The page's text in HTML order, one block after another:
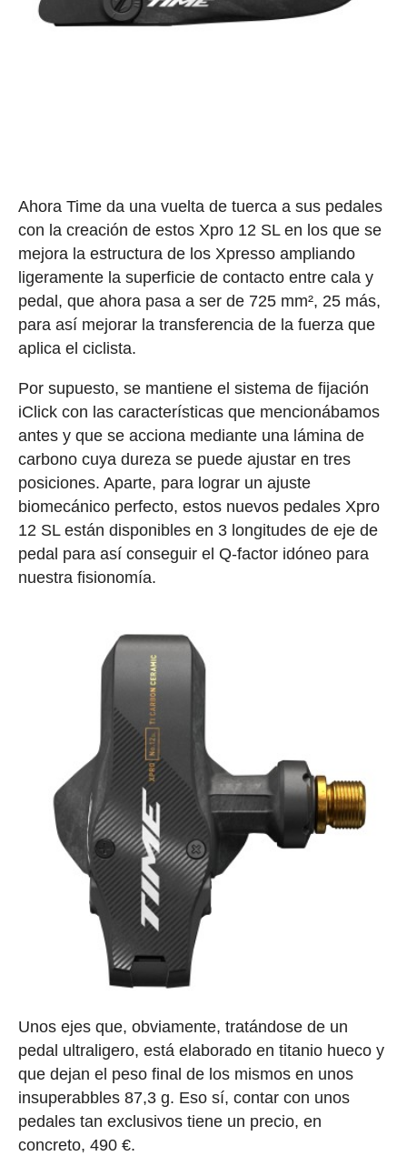
Ahora Time da una vuelta de tuerca a sus pedales
con la creación de estos Xpro 12 SL en los que se
mejora la estructura de los Xpresso ampliando
ligeramente la superficie de contacto entre cala y
pedal, que ahora pasa a ser de 725 mm², 25 más,
para así mejorar la transferencia de la fuerza que
aplica el ciclista.
Por supuesto, se mantiene el sistema de fijación
iClick con las características que mencionábamos
antes y que se acciona mediante una lámina de
carbono cuya dureza se puede ajustar en tres
posiciones. Aparte, para lograr un ajuste
biomecánico perfecto, estos nuevos pedales Xpro
12 SL están disponibles en 3 longitudes de eje de
pedal para así conseguir el Q-factor idóneo para
nuestra fisionomía.
Unos ejes que, obviamente, tratándose de un
pedal ultraligero, está elaborado en titanio hueco y
que dejan el peso final de los mismos en unos
insuperabbles 87,3 g. Eso sí, contar con unos
pedales tan exclusivos tiene un precio, en
concreto, 490 €.